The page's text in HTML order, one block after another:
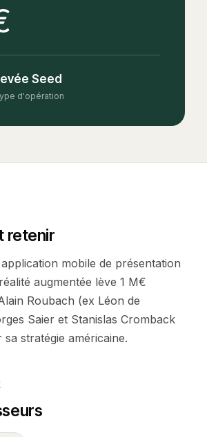
Seed
d'opération
retenir
mobile de présentation
augmentée lève 1 M€
Roubach (ex Léon de
Saier et Stanislas Cromback
stratégie américaine.